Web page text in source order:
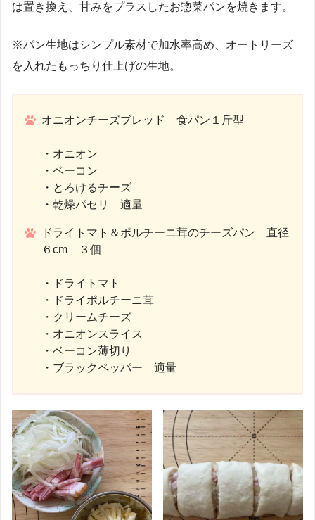
は置き換え、甘みをプラスしたお惣菜パンを焼きます。
※パン生地はシンプル素材で加水率高め、オートリーズ
を入れたもっちり仕上げの生地。
オニオンチーズブレッド 食パン１斤型
・オニオン
・ベーコン
・とろけるチーズ
・乾燥パセリ 適量
ドライトマト＆ポルチーニ茸のチーズパン 直径
６cm ３個
・ドライトマト
・ドライポルチーニ茸
・クリームチーズ
・オニオンスライス
・ベーコン薄切り
・ブラックペッパー 適量